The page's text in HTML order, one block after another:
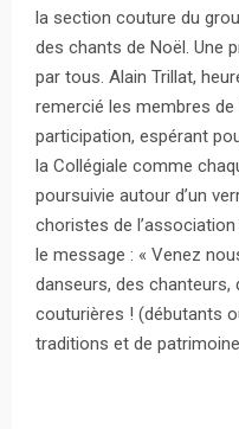
la section couture du
des chants de Noël. Une
par tous. Alain Trillat,
remercié les membres
participation, espérant
la Collégiale comme
poursuivie autour d’un
choristes de
le message : « Venez
danseurs, des chanteurs,
couturières ! (débutants
traditions et de